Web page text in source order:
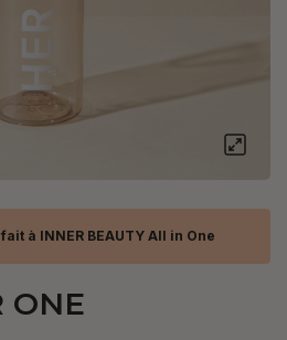
à INNER BEAUTY All in One
ONE